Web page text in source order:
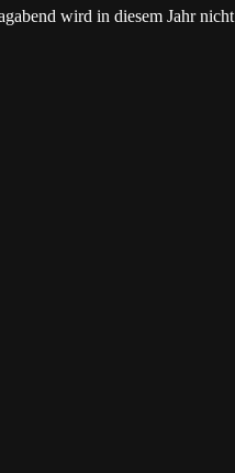
wird in diesem Jahr